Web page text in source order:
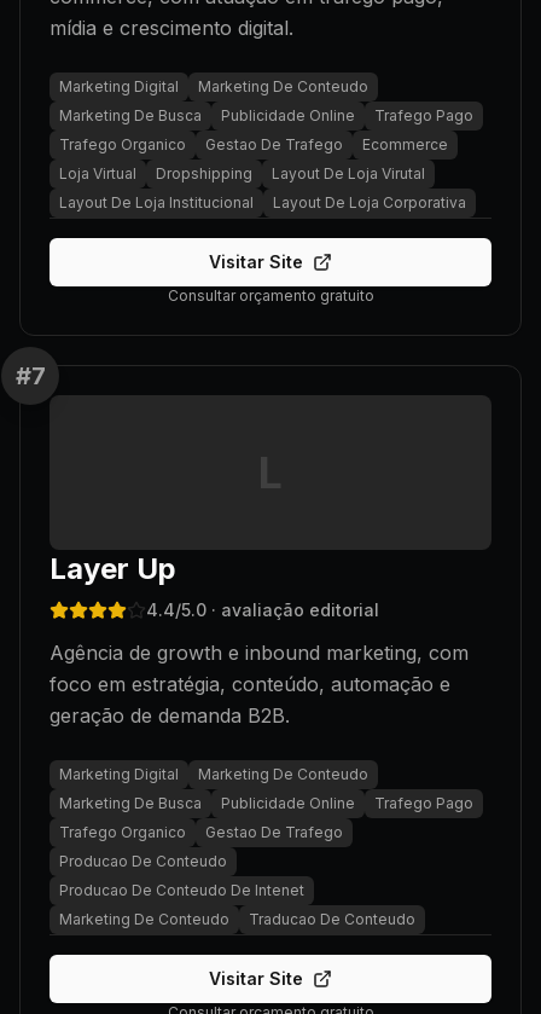
mídia e crescimento digital.
Marketing Digital
Marketing De Conteudo
Marketing De Busca
Publicidade Online
Trafego Pago
Trafego Organico
Gestao De Trafego
Ecommerce
Loja Virtual
Dropshipping
Layout De Loja Virutal
Layout De Loja Institucional
Layout De Loja Corporativa
Visitar Site
Consultar orçamento gratuito
#7
L
Layer Up
4.4/5.0 · avaliação editorial
Agência de growth e inbound marketing, com
foco em estratégia, conteúdo, automação e
geração de demanda B2B.
Marketing Digital
Marketing De Conteudo
Marketing De Busca
Publicidade Online
Trafego Pago
Trafego Organico
Gestao De Trafego
Producao De Conteudo
Producao De Conteudo De Intenet
Marketing De Conteudo
Traducao De Conteudo
Visitar Site